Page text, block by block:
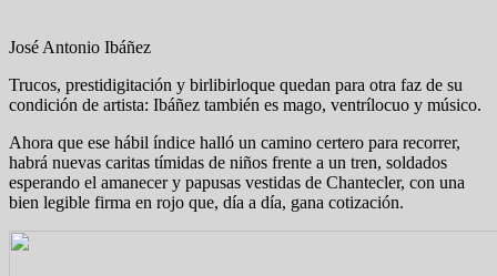
José Antonio Ibáñez
Trucos, prestidigitación y birlibirloque quedan para otra faz de su
condición de artista: Ibáñez también es mago, ventrílocuo y músico.
Ahora que ese hábil índice halló un camino certero para recorrer,
habrá nuevas caritas tímidas de niños frente a un tren, soldados
esperando el amanecer y papusas vestidas de Chantecler, con una
bien legible firma en rojo que, día a día, gana cotización.